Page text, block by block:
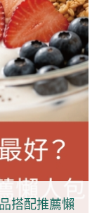
搭配推薦懶